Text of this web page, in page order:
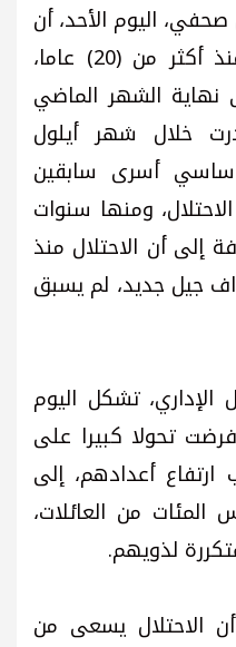
اليوم الأحد، أن
هذه الأعداد لم تسجل منذ أكثر من (20) عاما،
نهاية الشهر الماضي
(269) صدرت خلال شهر أيلول
أسرى سابقين
ومنها سنوات
إلى أن الاحتلال منذ
جيل جديد، لم يسبق
الإداري، تشكل اليوم
فرضت تحولا كبيرا على
أعدادهم، إلى
المئات من العائلات،
لذويهم.
الاحتلال يسعى من